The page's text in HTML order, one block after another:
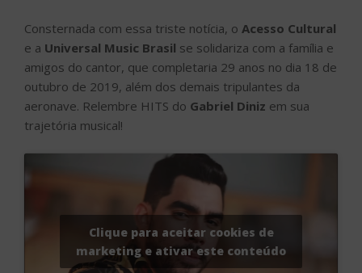
Consternada com essa triste notícia, o Acesso Cultural
e a Universal Music Brasil se solidariza com a família e
amigos do cantor, que completaria 29 anos no dia 18 de
outubro de 2019, além dos demais tripulantes da
aeronave. Relembre HITS do Gabriel Diniz em sua
trajetória musical!
Clique para aceitar cookies de
marketing e ativar este conteúdo